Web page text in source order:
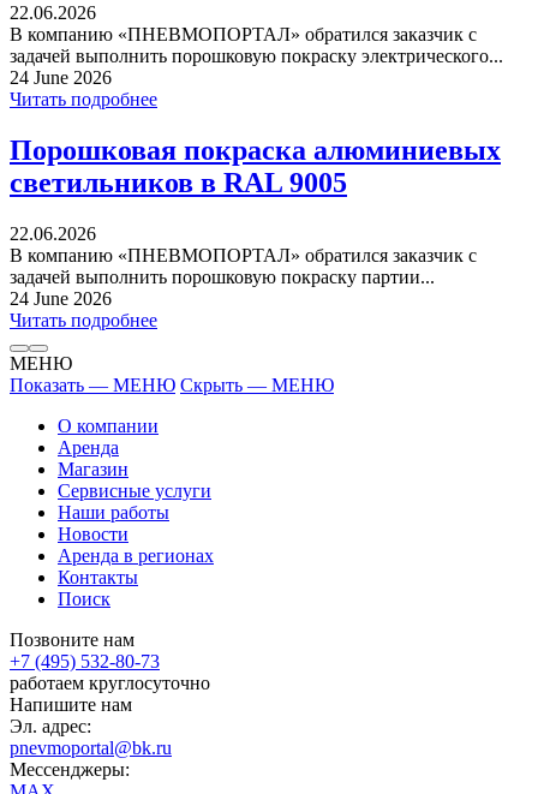
22.06.2026
В компанию «ПНЕВМОПОРТАЛ» обратился заказчик с
задачей выполнить порошковую покраску электрического...
24 June 2026
Читать подробнее
Порошковая покраска алюминиевых
светильников в RAL 9005
22.06.2026
В компанию «ПНЕВМОПОРТАЛ» обратился заказчик с
задачей выполнить порошковую покраску партии...
24 June 2026
Читать подробнее
МЕНЮ
Показать — МЕНЮ Скрыть — МЕНЮ
О компании
Аренда
Магазин
Сервисные услуги
Наши работы
Новости
Аренда в регионах
Контакты
Поиск
Позвоните нам
+7 (495) 532-80-73
работаем круглосуточно
Напишите нам
Эл. адрес:
pnevmoportal@bk.ru
Мессенджеры: